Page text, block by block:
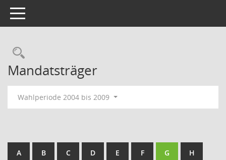
Toggle navigation
Rechercheauswahl
Mandatsträger
Wahlperiode 2004 bis 2009
A B C D E F G H